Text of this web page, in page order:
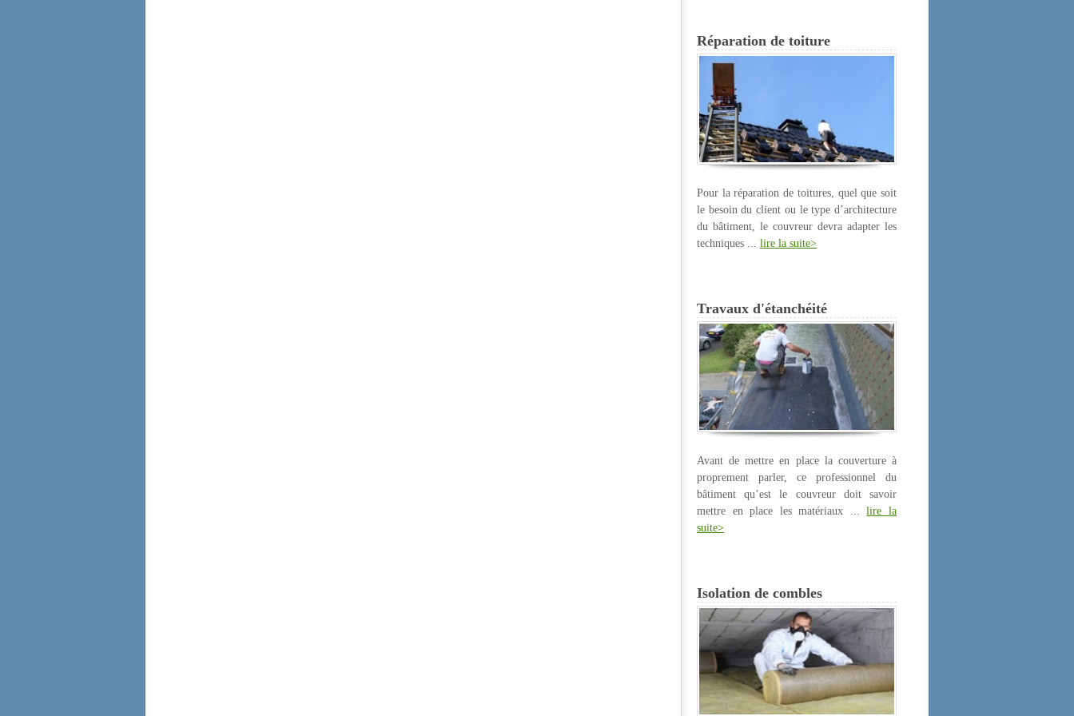
Réparation de toiture
Pour la réparation de toitures, quel que soit
le besoin du client ou le type d’architecture
du bâtiment, le couvreur devra adapter les
techniques ... lire la suite>
Travaux d'étanchéité
Avant de mettre en place la couverture à
proprement parler, ce professionnel du
bâtiment qu’est le couvreur doit savoir
mettre en place les matériaux ...lire la
suite>
Isolation de combles